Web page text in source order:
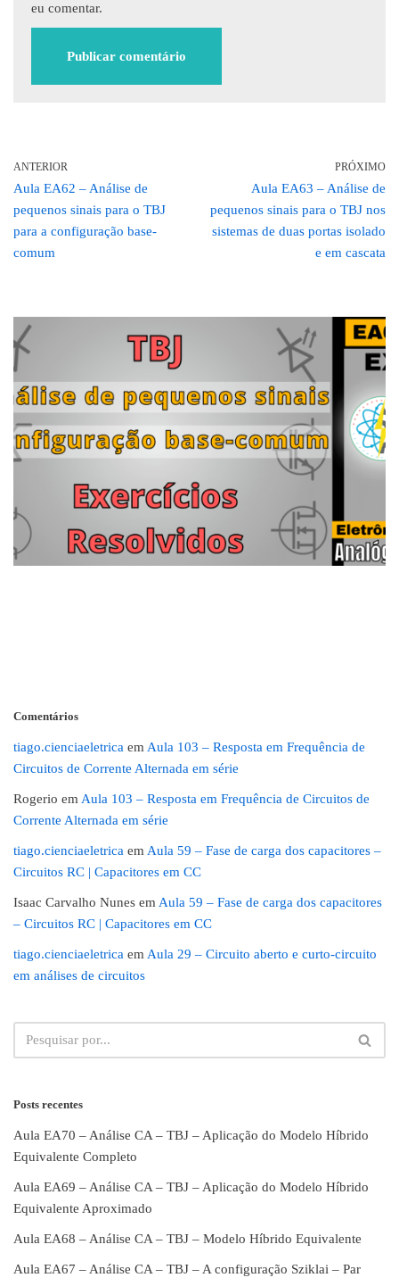
eu comentar.
ANTERIOR
Aula EA62 – Análise de
pequenos sinais para o TBJ
para a configuração base-
comum
PRÓXIMO
Aula EA63 – Análise de
pequenos sinais para o TBJ nos
sistemas de duas portas isolado
e em cascata
Comentários
tiago.cienciaeletrica em Aula 103 – Resposta em Frequência de
Circuitos de Corrente Alternada em série
Rogerio em Aula 103 – Resposta em Frequência de Circuitos de
Corrente Alternada em série
tiago.cienciaeletrica em Aula 59 – Fase de carga dos capacitores –
Circuitos RC | Capacitores em CC
Isaac Carvalho Nunes em Aula 59 – Fase de carga dos capacitores
– Circuitos RC | Capacitores em CC
tiago.cienciaeletrica em Aula 29 – Circuito aberto e curto-circuito
em análises de circuitos
Posts recentes
Aula EA70 – Análise CA – TBJ – Aplicação do Modelo Híbrido
Equivalente Completo
Aula EA69 – Análise CA – TBJ – Aplicação do Modelo Híbrido
Equivalente Aproximado
Aula EA68 – Análise CA – TBJ – Modelo Híbrido Equivalente
Aula EA67 – Análise CA – TBJ – A configuração Sziklai – Par